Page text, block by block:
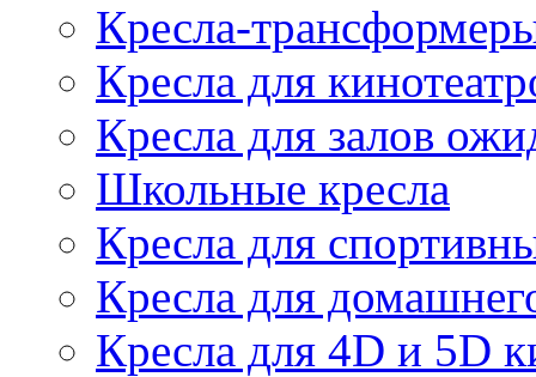
Кресла-
Кресла для
Кресла для залов
Школьные кресла
Кресла для
Кресла для
Кресла для 4D и 5D